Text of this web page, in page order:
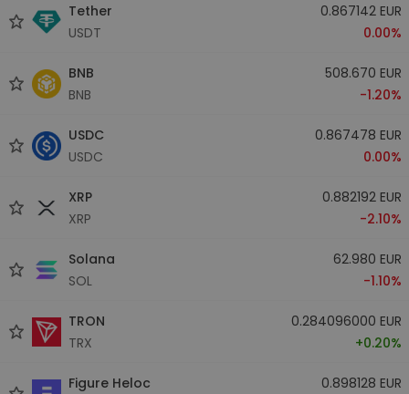
Tether
USDT
0.867142 EUR
0.00%
BNB
BNB
508.670 EUR
-1.20%
USDC
USDC
0.867478 EUR
0.00%
XRP
XRP
0.882192 EUR
-2.10%
Solana
SOL
62.980 EUR
-1.10%
TRON
TRX
0.284096000 EUR
+0.20%
Figure Heloc
0.898128 EUR